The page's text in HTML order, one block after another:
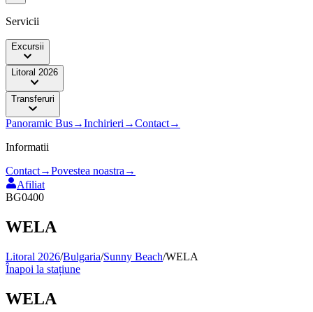
Servicii
Excursii
Litoral 2026
Transferuri
Panoramic Bus→Inchirieri →Contact→
Informatii
Contact→Povestea noastra →
Afiliat
BG0400
WELA
Litoral 2026/Bulgaria/Sunny Beach/WELA
Înapoi la stațiune
WELA